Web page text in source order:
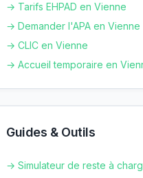
→ Tarifs EHPAD en Vienne
→ Demander l'APA en Vienne
→ CLIC en Vienne
→ Accueil temporaire en
Guides & Outils
→ Simulateur de reste à